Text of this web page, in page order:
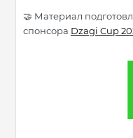
🤝 Материал
спонсора Dzagi Cup